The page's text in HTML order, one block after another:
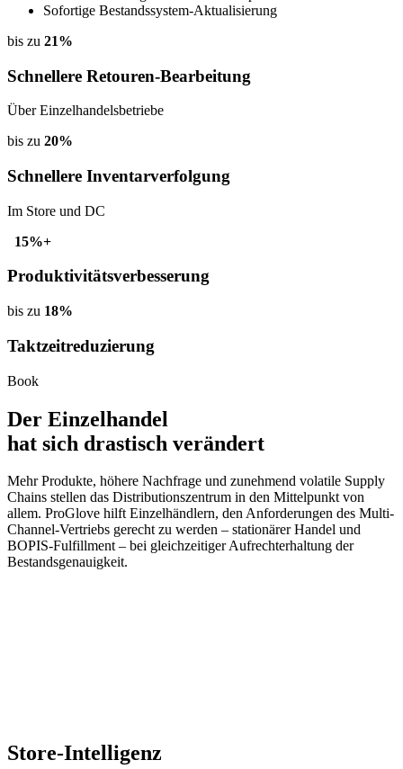
Sofortige Bestandssystem-Aktualisierung
bis zu 21%
Schnellere Retouren-Bearbeitung
Über Einzelhandelsbetriebe
bis zu 20%
Schnellere Inventarverfolgung
Im Store und DC
15%+
Produktivitätsverbesserung
bis zu 18%
Taktzeitreduzierung
Book
Der Einzelhandel
hat sich drastisch verändert
Mehr Produkte, höhere Nachfrage und zunehmend volatile Supply
Chains stellen das Distributionszentrum in den Mittelpunkt von
allem. ProGlove hilft Einzelhändlern, den Anforderungen des Multi-
Channel-Vertriebs gerecht zu werden – stationärer Handel und
BOPIS-Fulfillment – bei gleichzeitiger Aufrechterhaltung der
Bestandsgenauigkeit.
Store-Intelligenz